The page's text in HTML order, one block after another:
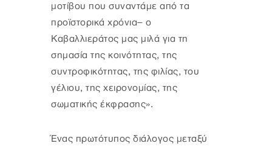
μοτίβου που συναντάμε από τα
προϊστορικά χρόνια– ο
Καβαλλιεράτος μας μιλά για τη
σημασία της κοινότητας, της
συντροφικότητας, της φιλίας, του
γέλιου, της χειρονομίας, της
σωματικής έκφρασης».
Ένας πρωτότυπος διάλογος μεταξύ